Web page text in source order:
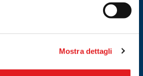
Mostra dettagli